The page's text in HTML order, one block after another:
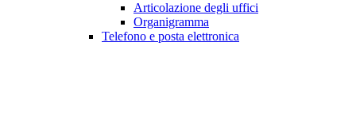
Articolazione degli uffici
Organigramma
Telefono e posta elettronica